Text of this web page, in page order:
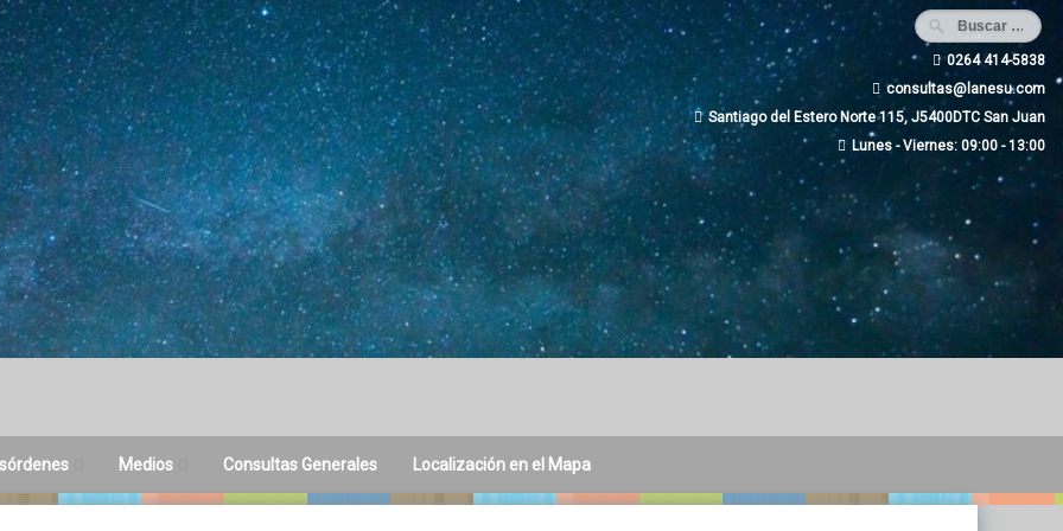
0264 414-5838
consultas@lanesu.com
Santiago del Estero Norte 115, J5400DTC San Juan
Lunes - Viernes: 09:00 - 13:00
Medios Consultas Generales Localización en el Mapa